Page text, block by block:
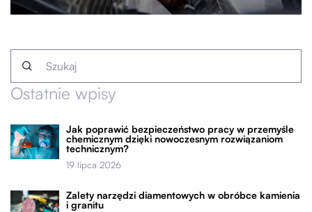
Ostatnie wpisy
Jak poprawić bezpieczeństwo pracy w przemyśle
chemicznym dzięki nowoczesnym rozwiązaniom
technicznym?
19 lipca 2026
Zalety narzędzi diamentowych w obróbce kamienia
i granitu